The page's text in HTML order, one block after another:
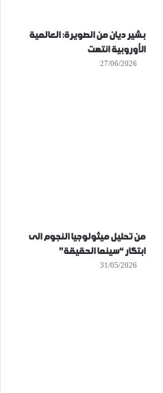
بشير ديان من الصويرة: العالمية
الأوروبية انتهت
27/06/2026
من تحليل ميثولوجيا النجوم الى
ابتكار “سينما الحقيقة”
31/05/2026